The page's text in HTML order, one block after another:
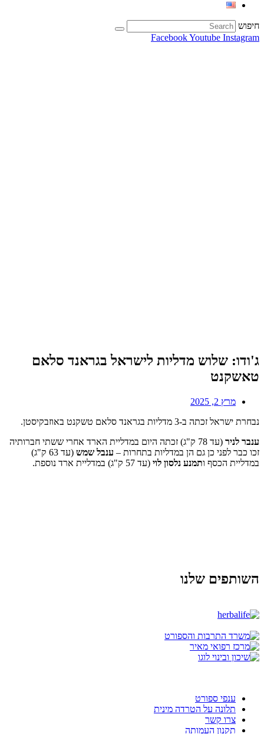
חיפוש
FacebookYoutube Instagram
ג'ודו: שלוש מדליות לישראל בגראנד סלאם
טאשקנט
מרץ 2, 2025
נבחרת ישראל זכתה ב-3 מדליות בגראנד סלאם טשקנט באוזבקיסטן.
ענבר לניר
(עד 78 ק"ג) זכתה היום במדליית הארד אחרי ששתי חברותיה
זכו כבר לפני כן גם הן במדליות בתחרות – ענבל שמש
(עד 63 ק"ג)
במדליית הכסף ותמנע נלסון לוי (עד 57 ק"ג) במדליית ארד נוספת.
השותפים שלנו
ענפי ספורט
תלונה על הטרדה מינית
צרו קשר
תקנון העמותה